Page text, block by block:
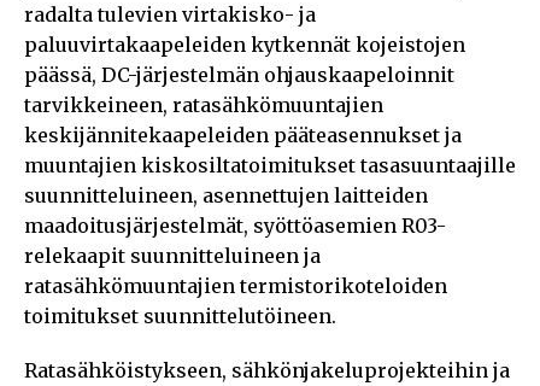
radalta tulevien virtakisko- ja
paluuvirtakaapeleiden kytkennät kojeistojen
päässä, DC-järjestelmän ohjauskaapeloinnit
tarvikkeineen, ratasähkömuuntajien
keskijännitekaapeleiden pääteasennukset ja
muuntajien kiskosiltatoimitukset tasasuuntaajille
suunnitteluineen, asennettujen laitteiden
maadoitusjärjestelmät, syöttöasemien R03-
relekaapit suunnitteluineen ja
ratasähkömuuntajien termistorikoteloiden
toimitukset suunnittelutöineen.
Ratasähköistykseen, sähkönjakeluprojekteihin ja